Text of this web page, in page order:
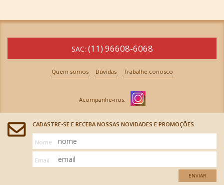
SAC: (11) 96608-6068
Quem somos Dúvidas Trabalhe conosco
CADASTRE-SE E RECEBA NOSSAS NOVIDADES E PROMOÇÕES.
Nome
Email
ENVIAR